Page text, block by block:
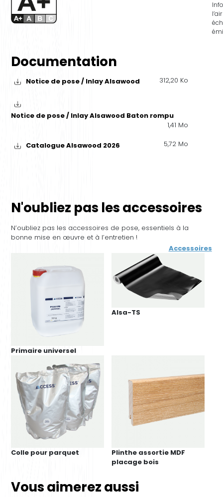
Documentation
Notice de pose / Inlay Alsawood 312,20 Ko
Notice de pose / Inlay Alsawood Baton rompu
1,41 Mo
Catalogue Alsawood 2026 5,72 Mo
N'oubliez pas les accessoires
N’oubliez pas les accessoires de pose, essentiels à la
bonne mise en œuvre et à l’entretien !
Accessoires
Primaire universel
Alsa-TS
Colle pour parquet
Plinthe assortie MDF
placage bois
Vous aimerez aussi